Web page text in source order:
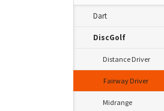
Dart
DiscGolf
Distance Driver
Fairway Driver
Midrange